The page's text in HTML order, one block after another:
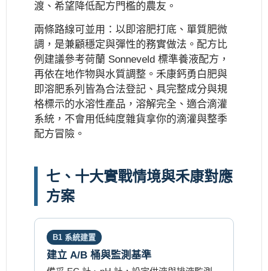
渡、希望降低配方門檻的農友。
兩條路線可並用：以即溶肥打底、單質肥微
調，是兼顧穩定與彈性的務實做法。配方比
例建議參考荷蘭 Sonneveld 標準養液配方，
再依在地作物與水質調整。禾康鈣勇白肥與
即溶肥系列皆為合法登記、具完整成分與規
格標示的水溶性產品，溶解完全、適合滴灌
系統，不會用低純度雜貨拿你的滴灌與整季
配方冒險。
七、十大實戰情境與禾康對應
方案
B1 系統建置
建立 A/B 桶與監測基準